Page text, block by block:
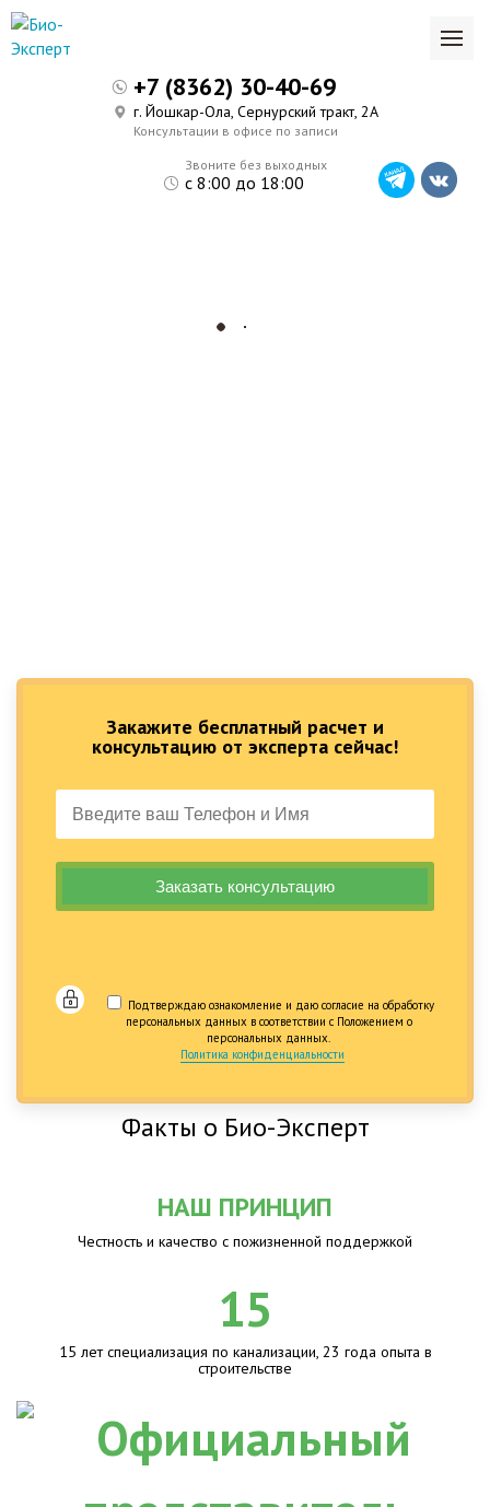
Закажите бесплатный расчет и
консультацию от эксперта сейчас!
Подтверждаю ознакомление и даю согласие на обработку
персональных данных в соответствии с Положением о
персональных данных.
Политика конфиденциальности
Звоните без выходных
с 8:00 до 18:00
+7 (8362) 30-40-69
г. Йошкар-Ола, Сернурский тракт, 2А
Консультации в офисе по записи
Факты о Био-Эксперт
НАШ ПРИНЦИП
Честность и качество с пожизненной поддержкой
15
15 лет специализация по канализации, 23 года опыта в
строительстве